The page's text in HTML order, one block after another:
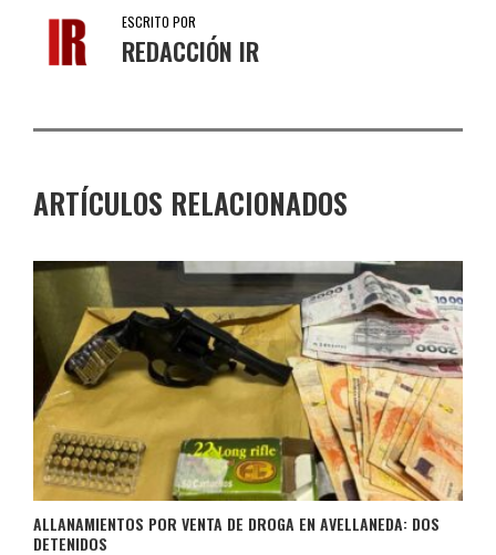
ESCRITO POR
REDACCIÓN IR
ARTÍCULOS RELACIONADOS
ALLANAMIENTOS POR VENTA DE DROGA EN AVELLANEDA: DOS
DETENIDOS